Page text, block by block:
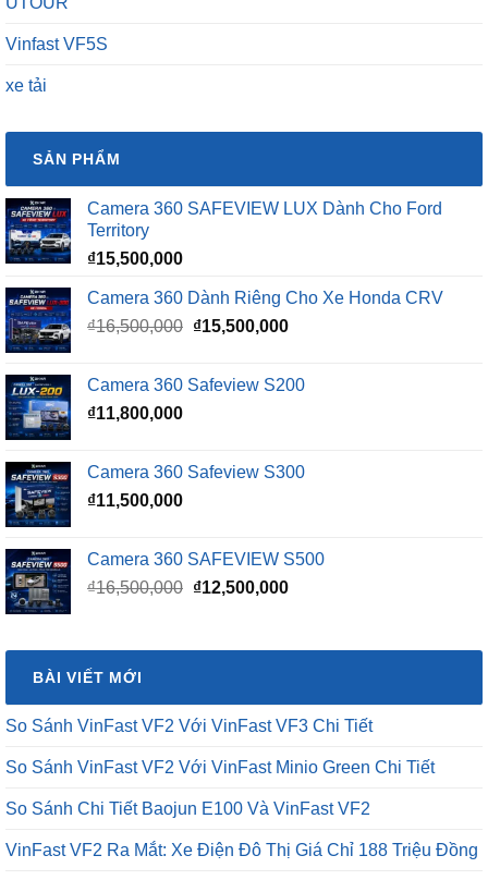
Vinfast VF5S
xe tải
SẢN PHẨM
Camera 360 SAFEVIEW LUX Dành Cho Ford
Territory
₫15,500,000
Camera 360 Dành Riêng Cho Xe Honda CRV
₫16,500,000 Giá
₫16,500,000.
₫15,500,000Giá
là:
Camera 360 Safeview S200
₫11,800,000
Camera 360 Safeview S300
₫11,500,000
Camera 360 SAFEVIEW S500
₫16,500,000 Giá
₫16,500,000.
₫12,500,000Giá
là:
BÀI VIẾT MỚI
So Sánh VinFast VF2 Với VinFast VF3 Chi Tiết
So Sánh VinFast VF2 Với VinFast Minio Green Chi Tiết
So Sánh Chi Tiết Baojun E100 Và VinFast VF2
VinFast VF2 Ra Mắt: Xe Điện Đô Thị Giá Chỉ 188 Triệu Đồng